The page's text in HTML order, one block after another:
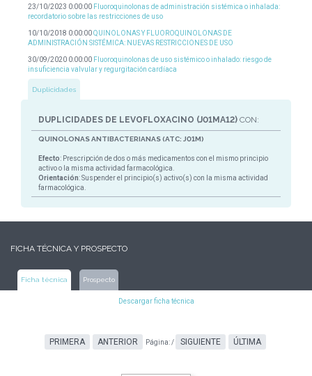
23/10/2023 0:00:00 Fluoroquinolonas de administración sistémica o inhalada:
recordatorio sobre las restricciones de uso
10/10/2018 0:00:00QUINOLONAS Y FLUOROQUINOLONAS DE
ADMINISTRACIÓN SISTÉMICA: NUEVAS RESTRICCIONES DE USO
30/09/2020 0:00:00 Fluoroquinolonas de uso sistémico o inhalado: riesgo de
insuficiencia valvular y regurgitación cardíaca
Duplicidades
DUPLICIDADES DE LEVOFLOXACINO (J01MA12) CON:
QUINOLONAS ANTIBACTERIANAS (ATC: J01M)
Efecto: Prescripción de dos o más medicamentos con el mismo principio
activo o la misma actividad farmacológica.
Orientación: Suspender el principio(s) activo(s) con la misma actividad
farmacológica.
FICHA TÉCNICA Y PROSPECTO
Ficha técnica Prospecto
Descargar ficha técnica
PRIMERA ANTERIOR Página:/ SIGUIENTE ÚLTIMA